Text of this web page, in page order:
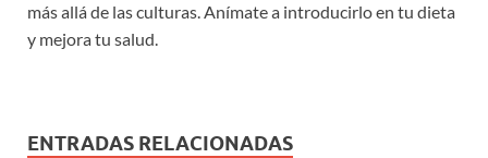
más allá de las culturas. Anímate a introducirlo en tu dieta
y mejora tu salud.
ENTRADAS RELACIONADAS